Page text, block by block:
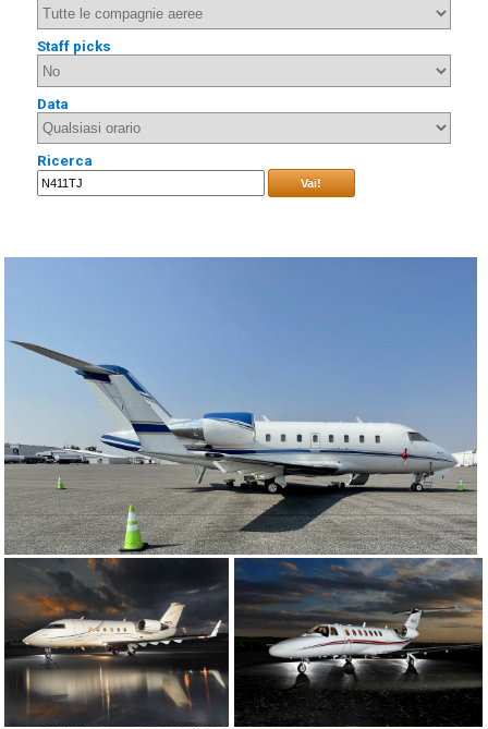
Staff picks
Data
Ricerca
Vai!